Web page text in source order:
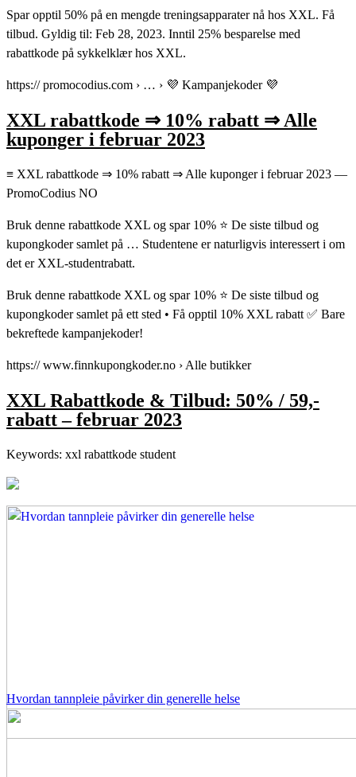
Spar opptil 50% på en mengde treningsapparater nå hos XXL. Få
tilbud. Gyldig til: Feb 28, 2023. Inntil 25% besparelse med
rabattkode på sykkelklær hos XXL.
https:// promocodius.com › … › 💜 Kampanjekoder 💜
XXL rabattkode ⇒ 10% rabatt ⇒ Alle
kuponger i februar 2023
≡ XXL rabattkode ⇒ 10% rabatt ⇒ Alle kuponger i februar 2023 —
PromoCodius NO
Bruk denne rabattkode XXL og spar 10% ⭐ De siste tilbud og
kupongkoder samlet på … Studentene er naturligvis interessert i om
det er XXL-studentrabatt.
Bruk denne rabattkode XXL og spar 10% ⭐ De siste tilbud og
kupongkoder samlet på ett sted • Få opptil 10% XXL rabatt ✅ Bare
bekreftede kampanjekoder!
https:// www.finnkupongkoder.no › Alle butikker
XXL Rabattkode & Tilbud: 50% / 59,-
rabatt – februar 2023
Keywords: xxl rabattkode student
Hvordan tannpleie påvirker din generelle helse